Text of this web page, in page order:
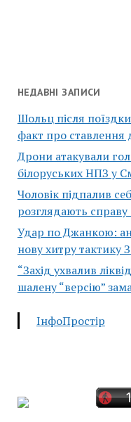
НЕДАВНІ ЗАПИСИ
Шольц після
факт про ставлення
Дрони атакували
білоруських НПЗ у
Чоловік підпалив
розглядають
Удар по Джанкою:
нову хитру тактику
“Захід ухвалив
шалену “версію”
ІнфоПростір